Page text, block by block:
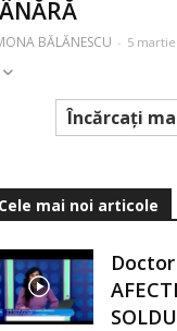
BĂLĂNESCU - 5 martie
Încărcați
mai noi articole